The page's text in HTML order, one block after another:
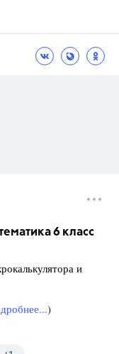
6 класс
и
)